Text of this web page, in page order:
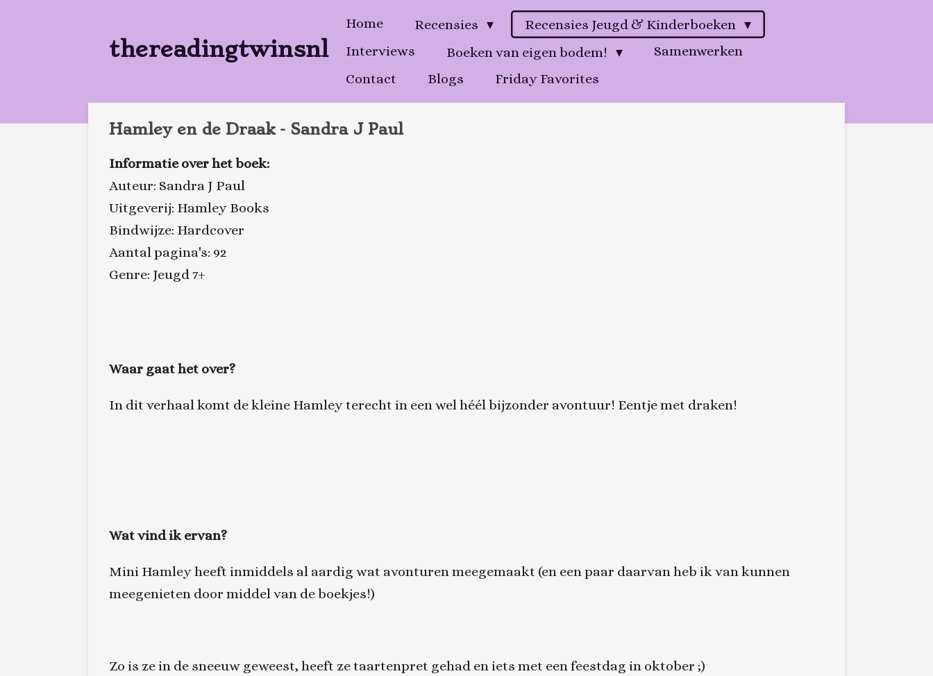
hoofdinhoud
thereadingtwinsnl
Home Recensies
Recensies Jeugd & Kinderboeken
Interviews
Boeken van eigen bodem!
Samenwerken
Contact
Blogs Friday Favorites
Hamley en de Draak - Sandra J Paul
Informatie over het boek:
Auteur: Sandra J Paul
Uitgeverij: Hamley Books
Bindwijze: Hardcover
Aantal pagina's: 92
Genre: Jeugd 7+
Waar gaat het over?
In dit verhaal komt de kleine Hamley terecht in een wel héél bijzonder avontuur! Eentje met draken!
Wat vind ik ervan?
Mini Hamley heeft inmiddels al aardig wat avonturen meegemaakt (en een paar daarvan heb ik van kunnen
meegenieten door middel van de boekjes!)
Zo is ze in de sneeuw geweest, heeft ze taartenpret gehad en iets met een feestdag in oktober ;)